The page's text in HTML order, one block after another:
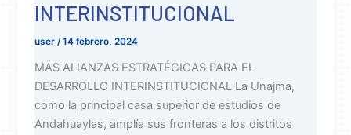
INTERINSTITUCIONAL
user/14 febrero, 2024
MÁS ALIANZAS ESTRATÉGICAS PARA EL
DESARROLLO INTERINSTITUCIONAL La Unajma,
como la principal casa superior de estudios de
Andahuaylas, amplía sus fronteras a los distritos